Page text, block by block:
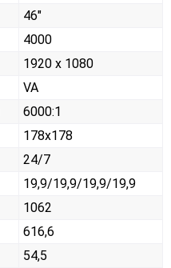
46"
4000
1920 x 1080
VA
6000:1
178x178
24/7
19,9/19,9/19,9/19,9
1062
616,6
54,5